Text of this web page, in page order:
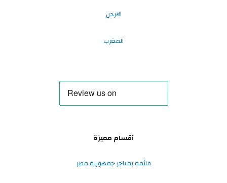
الاردن
المغرب
أقسام مميزة
قائمة بمتاجر جمهورية مصر